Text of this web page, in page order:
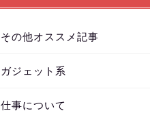
その他オススメ記事
ガジェット系
仕事について